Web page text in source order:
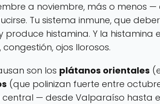
a noviembre, más o menos
Tu sistema inmune, que
histamina. Y la histamina
ojos llorosos.
son los plátanos orientales
(que polinizan fuerte entre
— desde Valparaíso hasta